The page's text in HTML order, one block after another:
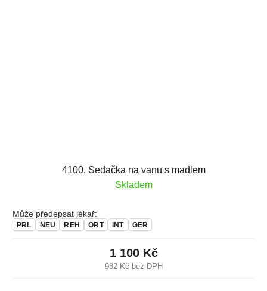
4100, Sedačka na vanu s madlem
Skladem
Může předepsat lékař:
PRL NEU REH ORT INT GER
982 Kč bez DPH
1 100 Kč